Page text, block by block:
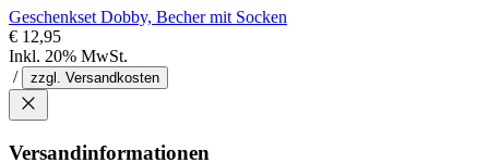
Geschenkset Dobby, Becher mit Socken
€ 12,95
Inkl. 20% MwSt.
/
zzgl. Versandkosten
Versandinformationen